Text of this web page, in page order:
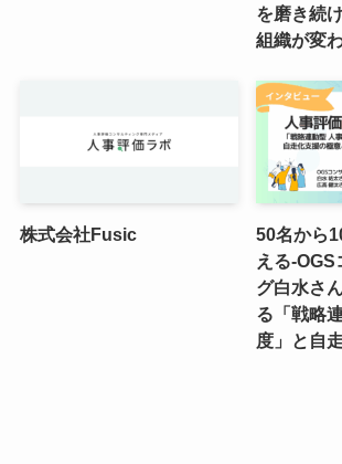
を磨き続
組織が変
株式会社Fusic
50名から
える-
グ白水さ
る「戦略
度」と自